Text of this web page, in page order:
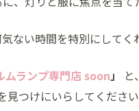
ない時間を特別にしてく
ムランプ専門店 soon」
つけにいらしてください